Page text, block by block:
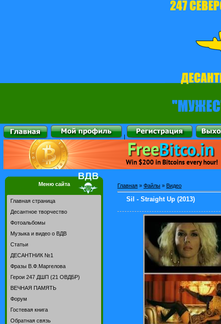
|
Меню сайта
Главная страница
Десантное творчество
Фотоальбомы
Музыка и видео о ВДВ
Статьи
ДЕСАНТНИК №1
Фразы В.Ф.Маргелова
Герои 247 ДШП (21 ОВДБР)
ВЕЧНАЯ ПАМЯТЬ
Форум
Гостевая книга
Обратная связь
Главная » Файлы » Видео
Sil - Straight Up (2013)